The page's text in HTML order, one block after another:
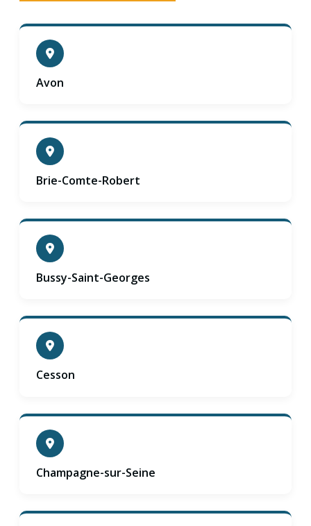
Avon
Brie-Comte-Robert
Bussy-Saint-Georges
Cesson
Champagne-sur-Seine